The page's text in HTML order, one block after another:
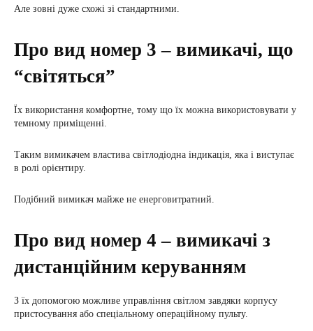
Але зовні дуже схожі зі стандартними.
Про вид номер 3 – вимикачі, що
“світяться”
Їх використання комфортне, тому що їх можна використовувати у
темному приміщенні.
Таким вимикачем властива світлодіодна індикація, яка і виступає
в ролі орієнтиру.
Подібний вимикач майже не енерговитратний.
Про вид номер 4 – вимикачі з
дистанційним керуванням
З їх допомогою можливе управління світлом завдяки корпусу
пристосування або спеціальному операційному пульту.